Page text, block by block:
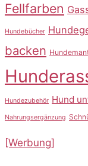
Fellfarben
Hundebücher
backen
Hundezubehör Hund
Nahrungsergänzung
[Werbung]